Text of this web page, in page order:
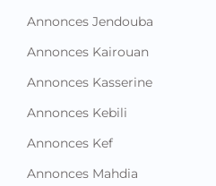
Annonces Jendouba
Annonces Kairouan
Annonces Kasserine
Annonces Kebili
Annonces Kef
Annonces Mahdia